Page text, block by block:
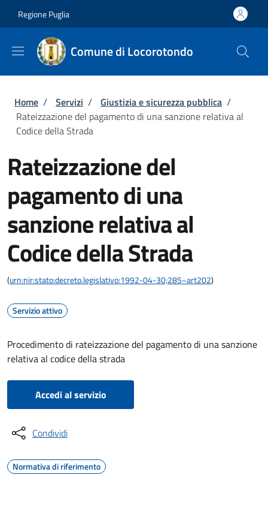
Regione Puglia
Comune di Locorotondo
Briciole di pane
Home / Servizi / Giustizia e sicurezza pubblica /
Rateizzazione del pagamento di una sanzione relativa al
Codice della Strada
Rateizzazione del
pagamento di una
sanzione relativa al
Codice della Strada
(urn:nir:stato:decreto.legislativo:1992-04-30;285~art202)
Servizio attivo
Procedimento di rateizzazione del pagamento di una sanzione
relativa al codice della strada
Accedi al servizio
Condividi
Normativa di riferimento